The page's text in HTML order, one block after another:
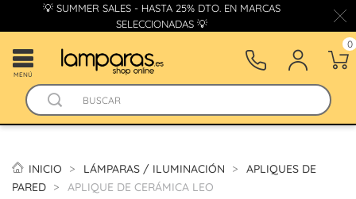
💡 SUMMER SALES - HASTA 25% DTO. EN MARCAS
SELECCIONADAS 💡
MENÚ
0
INICIO LÁMPARAS / ILUMINACIÓN
APLIQUES DE
PARED
APLIQUE DE CERÁMICA LEO